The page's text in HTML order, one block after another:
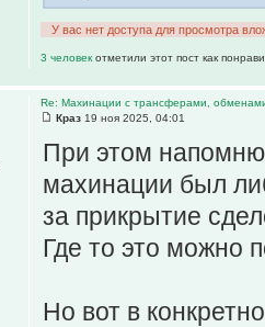
У вас нет доступа для просмотра
3 человек отметили этот пост как
Re: Махинации с трансферами,
Краз 19 ноя 2025, 04:01
При этом
махинации был
за прикрытие
Где то это можно
Но вот в